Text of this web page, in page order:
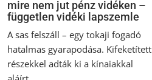
mire nem jut pénz vidéken –
független vidéki lapszemle
A sas felszáll – egy tokaji fogadó
hatalmas gyarapodása. Kifeketített
részekkel adták ki a kínaiakkal